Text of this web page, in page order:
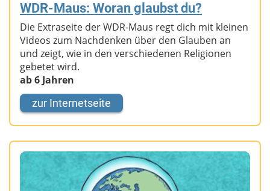
WDR-Maus: Woran glaubst du?
Die Extraseite der WDR-Maus regt dich mit kleinen
Videos zum Nachdenken über den Glauben an
und zeigt, wie in den verschiedenen Religionen
gebetet wird.
ab 6 Jahren
zur Internetseite